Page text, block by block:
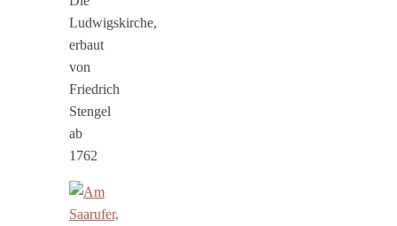
Ludwigskirche,
erbaut
von
Friedrich
Stengel
ab
1762